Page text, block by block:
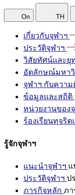
On TH
เกี่ยวกับจุฬาฯ
ประวัติจุฬาฯ
วิสัยทัศน์และยุ
อัตลักษณ์มหาวิ
จุฬาฯ กับความ
ข้อมูลและสถิติ
หน่วยงานของ
ร้องเรียนทุจริ
รู้จักจุฬาฯ
แนะนำจุฬาฯ แ
ประวัติจุฬาฯ ป
ภารกิจหลัก ภา